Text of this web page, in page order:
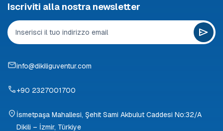
Iscriviti alla nostra newsletter
info@dikiliguventur.com
+90 2327001700
İsmetpaşa Mahallesi, Şehit Sami Akbulut Caddesi No:32/A
Dikili – İzmir, Türkiye